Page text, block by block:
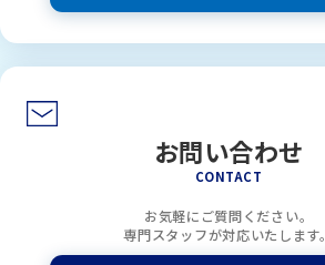
お問い合わせ
CONTACT
お気軽にご質問ください。
専門スタッフが対応いたします。